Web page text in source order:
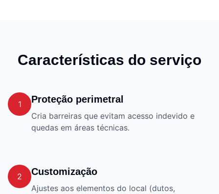
Características do serviço
1 Proteção perimetral
Cria barreiras que evitam acesso indevido e
quedas em áreas técnicas.
2 Customização
Ajustes aos elementos do local (dutos,